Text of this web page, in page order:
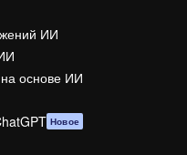
ИИ
основе ИИ
Новое